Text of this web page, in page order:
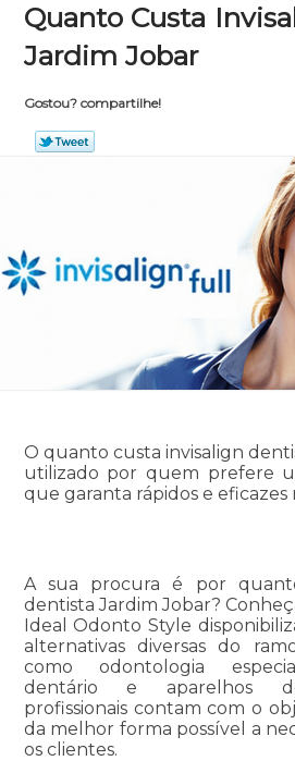
Quanto Custa
Jardim Jobar
Gostou? compartilhe!
O quanto custa invisalign
utilizado por quem prefere
que garanta rápidos e eficazes
A sua procura é por
dentista Jardim Jobar?
Ideal Odonto Style
alternativas diversas do
como odontologia
dentário e aparelhos
profissionais contam com o
da melhor forma possível a
os clientes.